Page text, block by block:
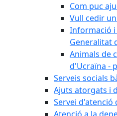
Com puc
Vull cedir
Informació i
Generalitat
Animals de
d'Ucraïna -
Serveis socials
Ajuts atorgats i
Servei d'atenció